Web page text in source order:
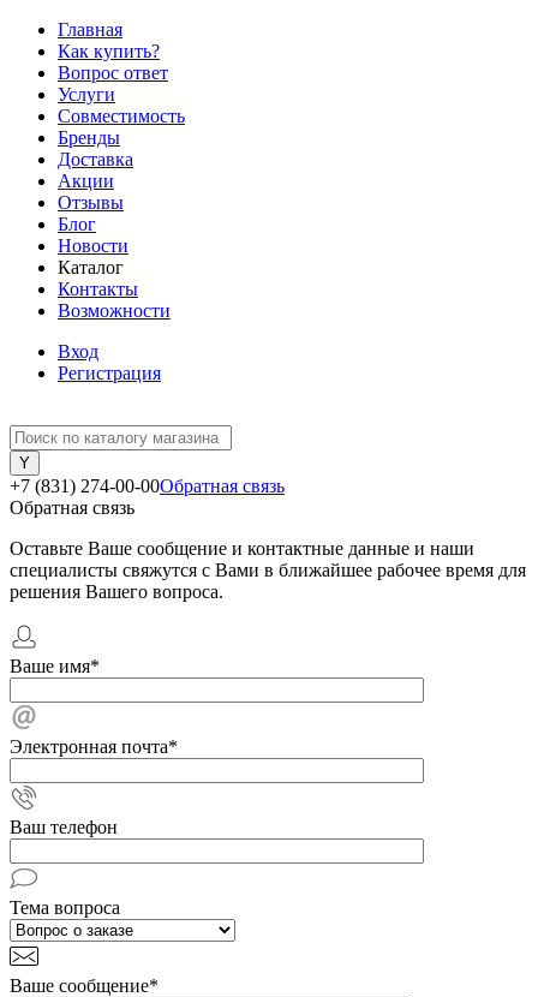
Главная
Как купить?
Вопрос ответ
Услуги
Совместимость
Бренды
Доставка
Акции
Отзывы
Блог
Новости
Каталог
Контакты
Возможности
Вход
Регистрация
+7 (831) 274-00-00Обратная связь
Обратная связь
Оставьте Ваше сообщение и контактные данные и наши
специалисты свяжутся с Вами в ближайшее рабочее время для
решения Вашего вопроса.
Ваше имя*
Электронная почта*
Ваш телефон
Тема вопроса
Ваше сообщение*